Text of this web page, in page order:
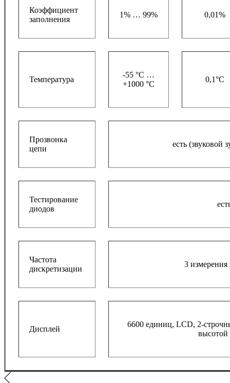
Коэффициент
заполнения
1% … 99% 0,01%
Температура
-55 °C …
+1000 °C
0,1°С
Прозвонка
цепи
есть (звуковой
Тестирование
диодов
Частота
дискретизации
3 измерения
Дисплей
6600 единиц, LCD, 2-